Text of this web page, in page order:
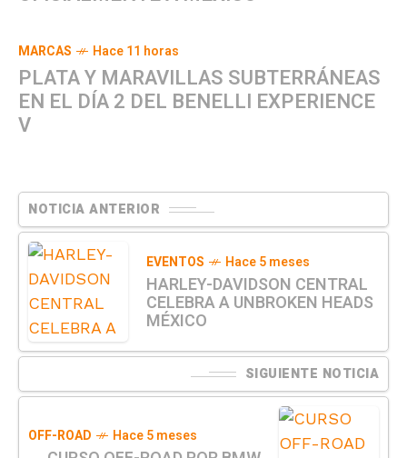
MARCAS Hace 11 horas
PLATA Y MARAVILLAS SUBTERRÁNEAS
EN EL DÍA 2 DEL BENELLI EXPERIENCE
V
NOTICIA ANTERIOR
EVENTOS Hace 5 meses
HARLEY-DAVIDSON CENTRAL
CELEBRA A UNBROKEN HEADS
MÉXICO
SIGUIENTE NOTICIA
OFF-ROAD Hace 5 meses